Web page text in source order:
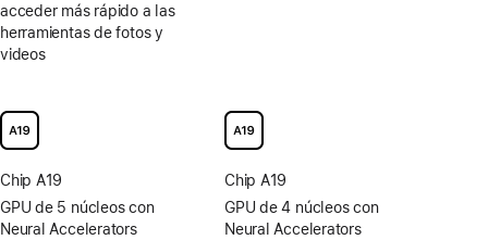
acceder más rápido a las
herramientas de fotos y
videos
Chip A19
GPU de 5 núcleos con
Neural Accelerators
para
acceder
rápido
a
las
Chip A19
GPU de 4 núcleos con
Neural Accelerators